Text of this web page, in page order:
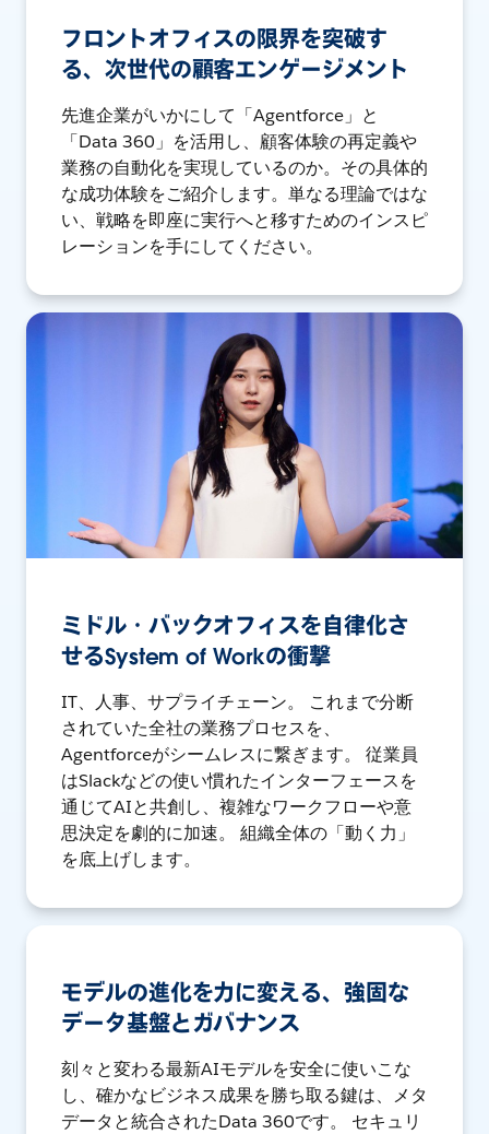
フロントオフィスの限界を突破す
る、次世代の顧客エンゲージメント
先進企業がいかにして「Agentforce」と
「Data 360」を活用し、顧客体験の再定義や
業務の自動化を実現しているのか。その具体的
な成功体験をご紹介します。単なる理論ではな
い、戦略を即座に実行へと移すためのインスピ
レーションを手にしてください。
ミドル・バックオフィスを自律化さ
せるSystem of Workの衝撃
IT、人事、サプライチェーン。 これまで分断
されていた全社の業務プロセスを、
Agentforceがシームレスに繋ぎます。 従業員
はSlackなどの使い慣れたインターフェースを
通じてAIと共創し、複雑なワークフローや意
思決定を劇的に加速。 組織全体の「動く力」
を底上げします。
モデルの進化を力に変える、強固な
データ基盤とガバナンス
刻々と変わる最新AIモデルを安全に使いこな
し、確かなビジネス成果を勝ち取る鍵は、メタ
データと統合されたData 360です。 セキュリ